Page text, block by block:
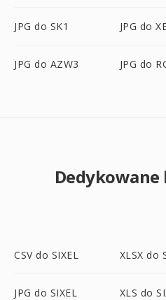
JPG do SK1 JPG do
JPG do AZW3 JPG do
CSV do SIXEL XLSX do
JPG do SIXEL XLS do